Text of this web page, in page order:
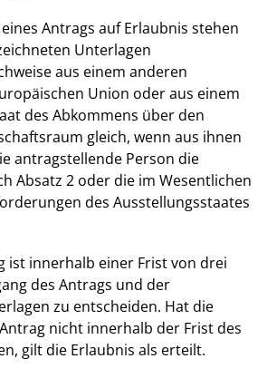
Antrags auf Erlaubnis stehen
Unterlagen
aus einem anderen
Union oder aus einem
des Abkommens über den
gleich, wenn aus ihnen
antragstellende Person die
Absatz 2 oder die im Wesentlichen
des Ausstellungsstaates
ist innerhalb einer Frist von drei
des Antrags und der
zu entscheiden. Hat die
nicht innerhalb der Frist des
gilt die Erlaubnis als erteilt.